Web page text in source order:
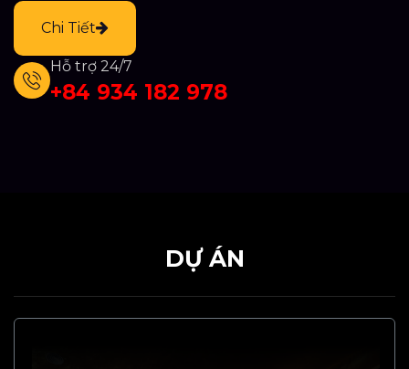
Chi Tiết
Hỗ trợ 24/7
+84 934 182 978
DỰ ÁN